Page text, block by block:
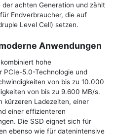
achten Generation und zählt
Endverbraucher, die auf
Level Cell) setzen.
Anwendungen
hohe
PCIe-5.0-Technologie und
von bis zu 10.000
von bis zu 9.600 MB/s.
kürzeren Ladezeiten, einer
einer effizienteren
Die SSD eignet sich für
ebenso wie für datenintensive